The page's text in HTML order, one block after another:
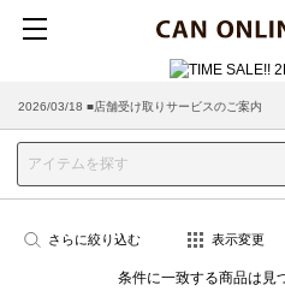
2026/03/18 ■店舗受け取りサービスのご案内
さらに絞り込む 表示変更
条件に一致する商品は見